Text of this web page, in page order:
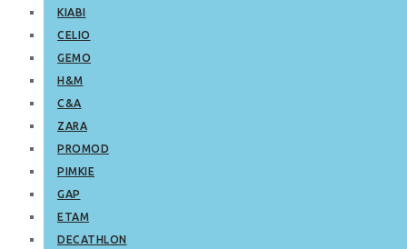
KIABI
CELIO
GEMO
H&M
C&A
ZARA
PROMOD
PIMKIE
GAP
ETAM
DECATHLON